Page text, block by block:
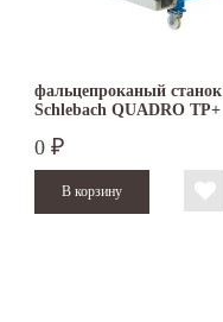
фальцепроканый станок
Schlebach QUADRO TP+
0 ₽